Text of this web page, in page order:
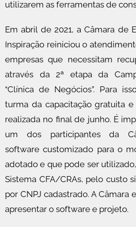
utilizarem as ferramentas de
Em abril de 2021, a Câmara de
Inspiração reiniciou o
empresas que necessitam
através da 2ª etapa da
“Clínica de Negócios”. Para
turma da capacitação gratuita
realizada no final de junho. É
um dos participantes da
software customizado para o
adotado e que pode ser
Sistema CFA/CRAs, pelo custo
por CNPJ cadastrado. A Câmara
apresentar o software e projeto.